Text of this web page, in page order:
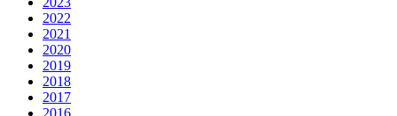
2022
2021
2020
2019
2018
2017
2016